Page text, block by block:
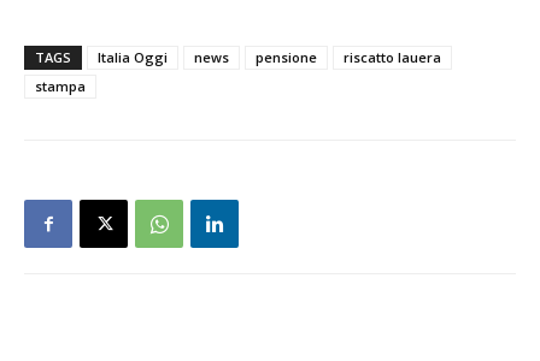
TAGS Italia Oggi news pensione
riscatto lauera
stampa